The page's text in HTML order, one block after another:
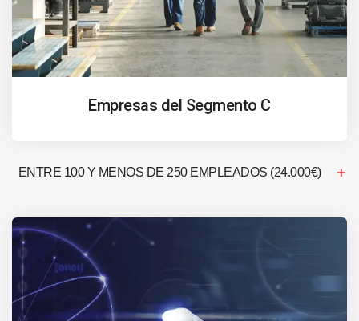
Empresas del Segmento C
ENTRE 100 Y MENOS DE 250 EMPLEADOS (24.000€)